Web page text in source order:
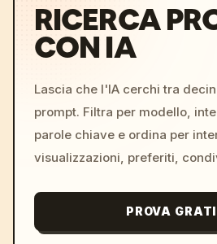
RICERCA
CON IA
Lascia che l'IA cerchi tra
prompt. Filtra per modello,
parole chiave e ordina per
visualizzazioni, preferiti,
PROVA